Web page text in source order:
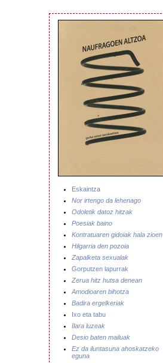
Eskaintza
Nor irtengo da lehenago
Odoletik datoz hitzak
Poesiak baino
Kontratuaren gidoiak hala zioen
Hilgarria den pozoia
Zapalketa sexualak
Gorputzen lapurrak
Zerua hitz hutsa denean
Amodioaren bihotza
Badira ergelkeriak
Ixo eta tabu
Ilara luzeak
Desio baten mailuak
Ez da iluntasuna ahoskatzeko
eguna